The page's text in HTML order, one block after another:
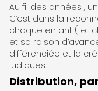
Au fil des années ,
C’est dans la
chaque enfant ( et
et sa raison
différenciée et la
ludiques.
Distribution,